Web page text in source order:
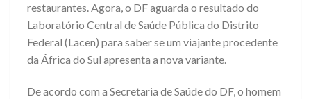
restaurantes. Agora, o DF aguarda o resultado do
Laboratório Central de Saúde Pública do Distrito
Federal (Lacen) para saber se um viajante procedente
da África do Sul apresenta a nova variante.
De acordo com a Secretaria de Saúde do DF, o homem